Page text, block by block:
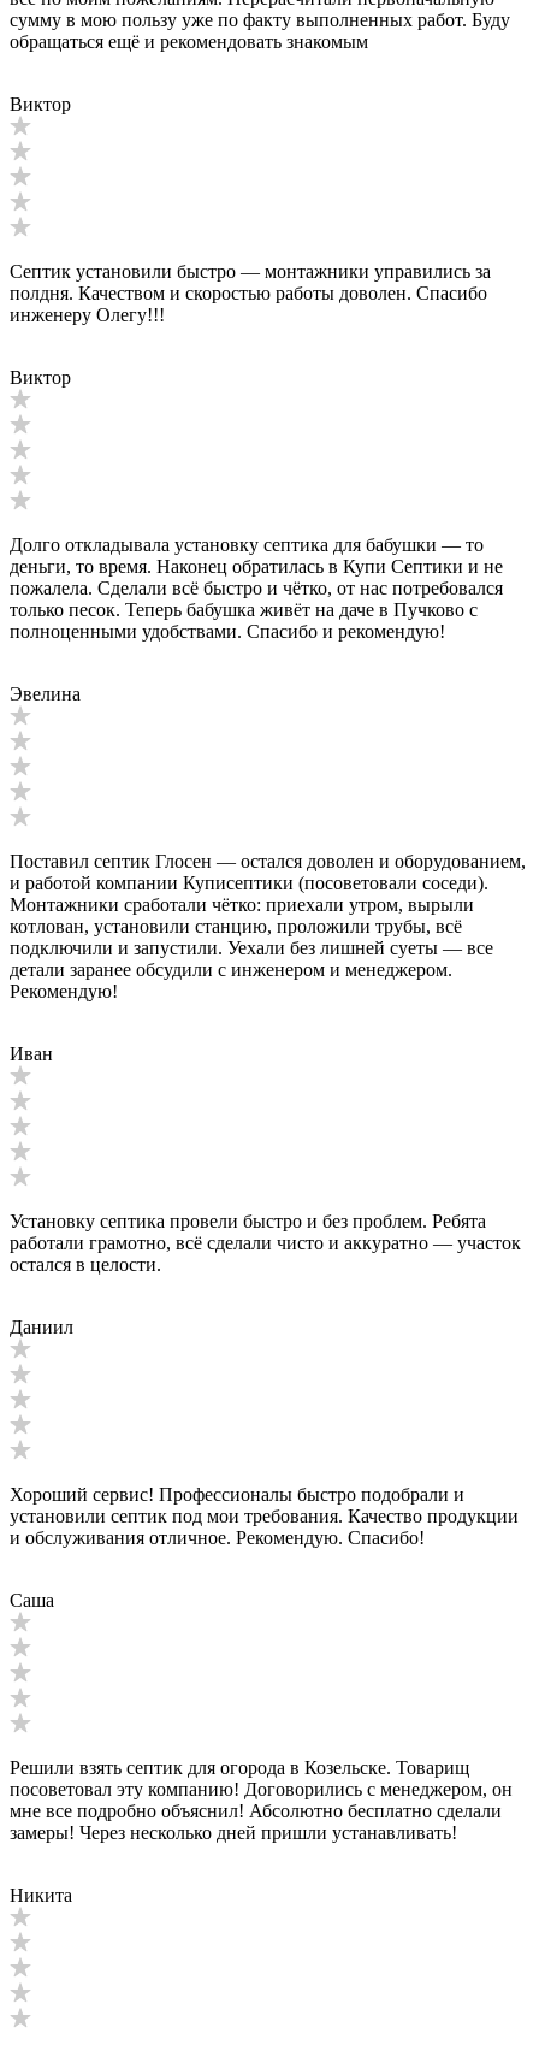
сумму в мою пользу уже по факту выполненных работ. Буду
обращаться ещё и рекомендовать знакомым
Виктор
Септик установили быстро — монтажники управились за
полдня. Качеством и скоростью работы доволен. Спасибо
инженеру Олегу!!!
Виктор
Долго откладывала установку септика для бабушки — то
деньги, то время. Наконец обратилась в Купи Септики и не
пожалела. Сделали всё быстро и чётко, от нас потребовался
только песок. Теперь бабушка живёт на даче в Пучково с
полноценными удобствами. Спасибо и рекомендую!
Эвелина
Поставил септик Глосен — остался доволен и оборудованием,
и работой компании Куписептики (посоветовали соседи).
Монтажники сработали чётко: приехали утром, вырыли
котлован, установили станцию, проложили трубы, всё
подключили и запустили. Уехали без лишней суеты — все
детали заранее обсудили с инженером и менеджером.
Рекомендую!
Иван
Установку септика провели быстро и без проблем. Ребята
работали грамотно, всё сделали чисто и аккуратно — участок
остался в целости.
Даниил
Хороший сервис! Профессионалы быстро подобрали и
установили септик под мои требования. Качество продукции
и обслуживания отличное. Рекомендую. Спасибо!
Саша
Решили взять септик для огорода в Козельске. Товарищ
посоветовал эту компанию! Договорились с менеджером, он
мне все подробно объяснил! Абсолютно бесплатно сделали
замеры! Через несколько дней пришли устанавливать!
Никита